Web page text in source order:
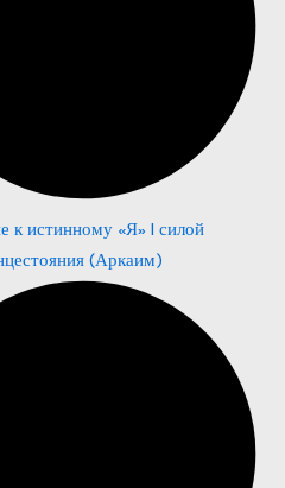
к истинному «Я» | силой
(Аркаим)